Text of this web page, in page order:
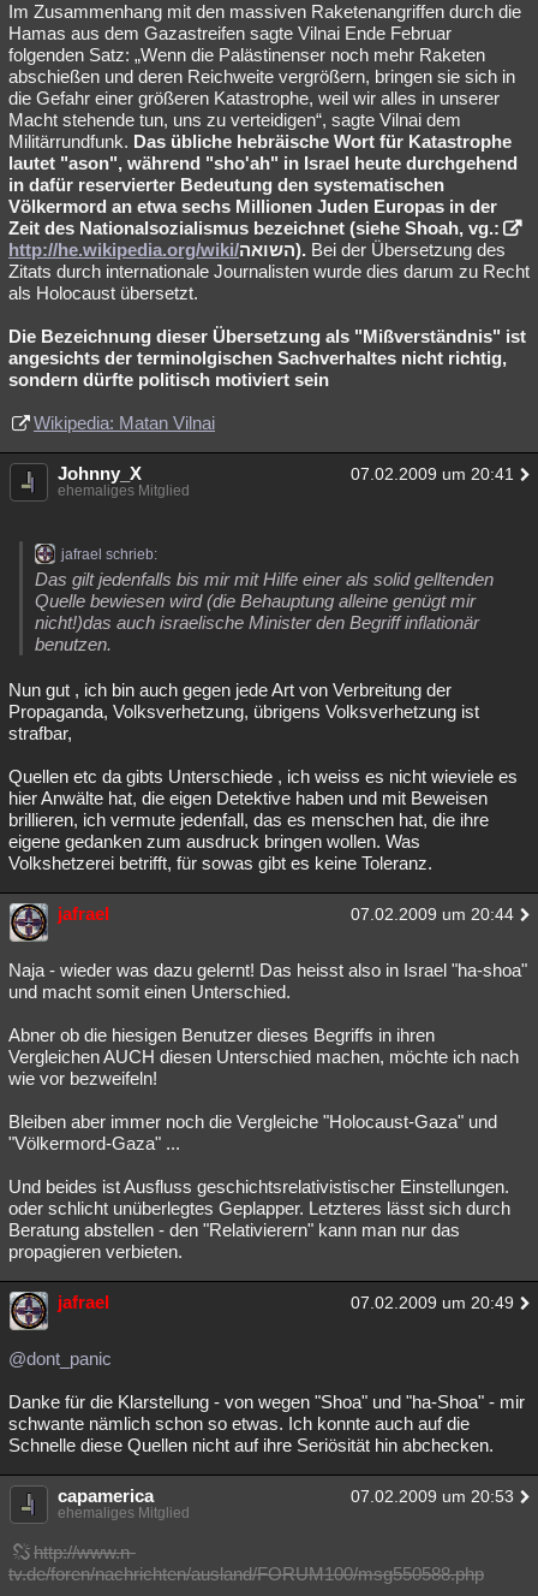
Im Zusammenhang mit den massiven Raketenangriffen durch die
Hamas aus dem Gazastreifen sagte Vilnai Ende Februar
folgenden Satz: „Wenn die Palästinenser noch mehr Raketen
abschießen und deren Reichweite vergrößern, bringen sie sich in
die Gefahr einer größeren Katastrophe, weil wir alles in unserer
Macht stehende tun, uns zu verteidigen“, sagte Vilnai dem
Militärrundfunk. Das übliche hebräische Wort für Katastrophe
lautet "ason", während "sho'ah" in Israel heute durchgehend
in dafür reservierter Bedeutung den systematischen
Völkermord an etwa sechs Millionen Juden Europas in der
Zeit des Nationalsozialismus bezeichnet (siehe Shoah, vg.:
http://he.wikipedia.org/wiki/
השואה). Bei der Übersetzung des
Zitats durch internationale Journalisten wurde dies darum zu Recht
als Holocaust übersetzt.
Die Bezeichnung dieser Übersetzung als "Mißverständnis" ist
angesichts der terminolgischen Sachverhaltes nicht richtig,
sondern dürfte politisch motiviert sein
Wikipedia: Matan Vilnai
Johnny_X 07.02.2009 um 20:41
ehemaliges Mitglied
jafrael schrieb:
Das gilt jedenfalls bis mir mit Hilfe einer als solid gelltenden
Quelle bewiesen wird (die Behauptung alleine genügt mir
nicht!)das auch israelische Minister den Begriff inflationär
benutzen.
Nun gut , ich bin auch gegen jede Art von Verbreitung der
Propaganda, Volksverhetzung, übrigens Volksverhetzung ist
strafbar,
Quellen etc da gibts Unterschiede , ich weiss es nicht wieviele es
hier Anwälte hat, die eigen Detektive haben und mit Beweisen
brillieren, ich vermute jedenfall, das es menschen hat, die ihre
eigene gedanken zum ausdruck bringen wollen. Was
Volkshetzerei betrifft, für sowas gibt es keine Toleranz.
jafrael 07.02.2009 um 20:44
Naja - wieder was dazu gelernt! Das heisst also in Israel "ha-shoa"
und macht somit einen Unterschied.
Abner ob die hiesigen Benutzer dieses Begriffs in ihren
Vergleichen AUCH diesen Unterschied machen, möchte ich nach
wie vor bezweifeln!
Bleiben aber immer noch die Vergleiche "Holocaust-Gaza" und
"Völkermord-Gaza" ...
Und beides ist Ausfluss geschichtsrelativistischer Einstellungen.
oder schlicht unüberlegtes Geplapper. Letzteres lässt sich durch
Beratung abstellen - den "Relativierern" kann man nur das
propagieren verbieten.
jafrael 07.02.2009 um 20:49
@dont_panic
Danke für die Klarstellung - von wegen "Shoa" und "ha-Shoa" - mir
schwante nämlich schon so etwas. Ich konnte auch auf die
Schnelle diese Quellen nicht auf ihre Seriösität hin abchecken.
capamerica 07.02.2009 um 20:53
ehemaliges Mitglied
http://www.n-
tv.de/foren/nachrichten/ausland/FORUM100/msg550588.php